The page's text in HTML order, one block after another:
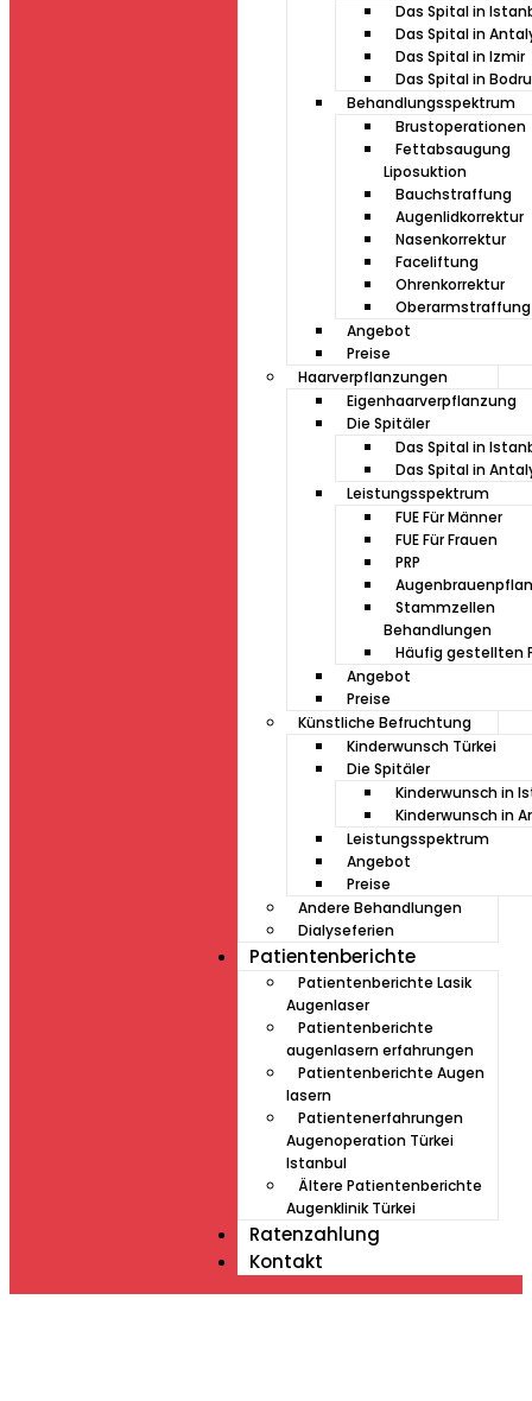
Das Spital in
Das Spital in
Das Spital in Izmir
Das Spital in
Behandlungsspektrum
Brustoperationen
Fettabsaugung
Liposuktion
Bauchstraffung
Augenlidkorrektur
Nasenkorrektur
Faceliftung
Ohrenkorrektur
Oberarmstraffung
Angebot
Preise
Haarverpflanzungen
Eigenhaarverpflanzung
Die Spitäler
Das Spital in
Das Spital in
Leistungsspektrum
FUE Für Männer
FUE Für Frauen
PRP
Stammzellen
Behandlungen
Häufig gestellten
Angebot
Preise
Künstliche Befruchtung
Kinderwunsch Türkei
Die Spitäler
Kinderwunsch in
Kinderwunsch in
Leistungsspektrum
Angebot
Preise
Andere Behandlungen
Dialyseferien
Patientenberichte
Patientenberichte Lasik
Augenlaser
Patientenberichte
augenlasern erfahrungen
Patientenberichte Augen
lasern
Patientenerfahrungen
Augenoperation Türkei
Istanbul
Ältere Patientenberichte
Augenklinik Türkei
Ratenzahlung
Kontakt